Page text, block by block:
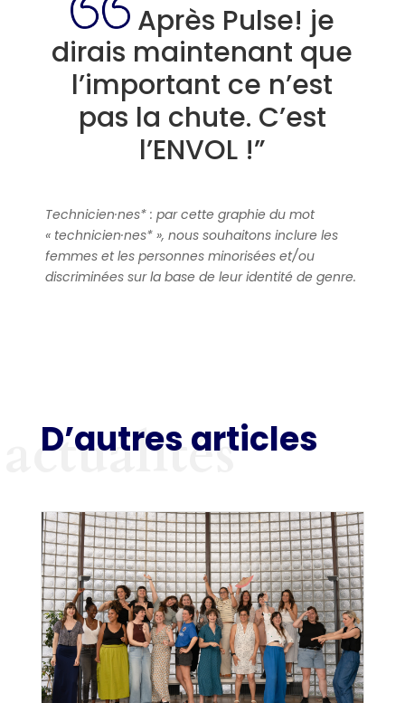
Après Pulse! je
dirais maintenant que
l’important ce n’est
pas la chute. C’est
l’ENVOL !”
Technicien·nes* : par cette graphie du mot
« technicien·nes* », nous souhaitons inclure les
femmes et les personnes minorisées et/ou
discriminées sur la base de leur identité de genre.
D’autres articles
actualités